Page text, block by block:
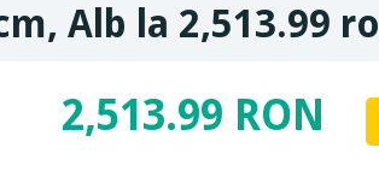
Alb la 2,513.99
2,513.99 RON